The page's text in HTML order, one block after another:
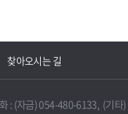
찾아오시는 길
: (자금) 054-480-6133, (기타